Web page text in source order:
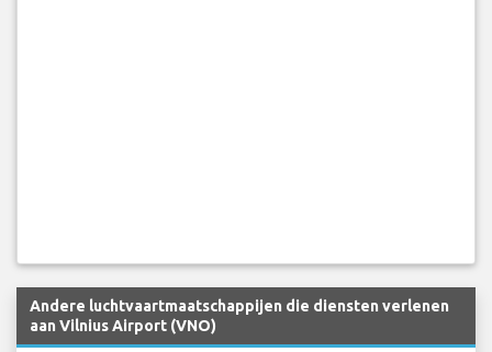
Andere luchtvaartmaatschappijen die diensten verlenen
aan Vilnius Airport (VNO)